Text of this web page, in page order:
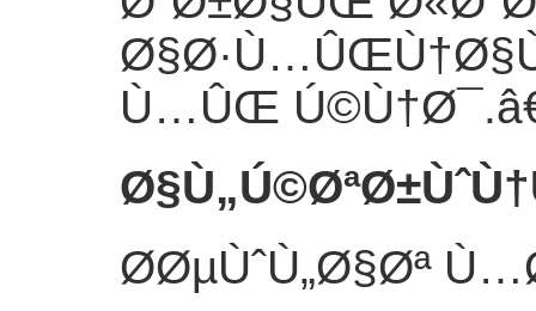
Ù…ÛŒ Ú©Ù†Ø¯.
Ø­ØµÙˆÙ„Ø§Øª